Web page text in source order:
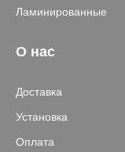
Ламинированные
О нас
Доставка
Установка
Оплата